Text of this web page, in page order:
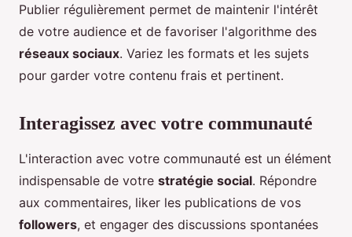
Publier régulièrement permet de maintenir l'intérêt
de votre audience et de favoriser l'algorithme des
réseaux sociaux. Variez les formats et les sujets
pour garder votre contenu frais et pertinent.
Interagissez avec votre communauté
L'interaction avec votre communauté est un élément
indispensable de votre stratégie social. Répondre
aux commentaires, liker les publications de vos
followers, et engager des discussions spontanées